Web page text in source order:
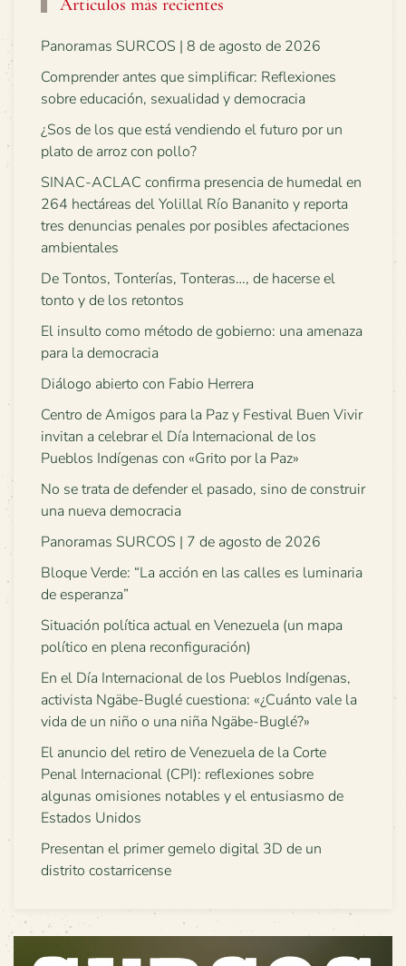
Artículos más recientes
Panoramas SURCOS | 8 de agosto de 2026
Comprender antes que simplificar: Reflexiones
sobre educación, sexualidad y democracia
¿Sos de los que está vendiendo el futuro por un
plato de arroz con pollo?
SINAC-ACLAC confirma presencia de humedal en
264 hectáreas del Yolillal Río Bananito y reporta
tres denuncias penales por posibles afectaciones
ambientales
De Tontos, Tonterías, Tonteras…, de hacerse el
tonto y de los retontos
El insulto como método de gobierno: una amenaza
para la democracia
Diálogo abierto con Fabio Herrera
Centro de Amigos para la Paz y Festival Buen Vivir
invitan a celebrar el Día Internacional de los
Pueblos Indígenas con «Grito por la Paz»
No se trata de defender el pasado, sino de construir
una nueva democracia
Panoramas SURCOS | 7 de agosto de 2026
Bloque Verde: “La acción en las calles es luminaria
de esperanza”
Situación política actual en Venezuela (un mapa
político en plena reconfiguración)
En el Día Internacional de los Pueblos Indígenas,
activista Ngäbe-Buglé cuestiona: «¿Cuánto vale la
vida de un niño o una niña Ngäbe-Buglé?»
El anuncio del retiro de Venezuela de la Corte
Penal Internacional (CPI): reflexiones sobre
algunas omisiones notables y el entusiasmo de
Estados Unidos
Presentan el primer gemelo digital 3D de un
distrito costarricense